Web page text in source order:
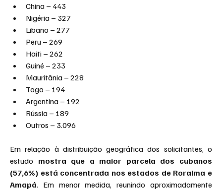
China – 443
Nigéria – 327
Libano – 277
Peru – 269
Haiti – 262
Guiné – 233
Mauritânia – 228
Togo – 194
Argentina – 192
Rússia – 189
Outros – 3.096
Em relação à distribuição geográfica dos solicitantes, o
estudo mostra que a maior parcela dos cubanos
(57,6%) está concentrada nos estados de Roraima e
Amapá. Em menor medida, reunindo aproximadamente